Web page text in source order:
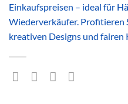
Einkaufspreisen – ideal für
Wiederverkäufer. Profitieren
kreativen Designs und fairen